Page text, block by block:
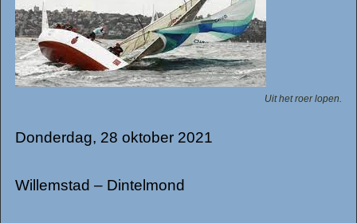
Uit het roer lopen.
Donderdag, 28 oktober 2021
Willemstad – Dintelmond